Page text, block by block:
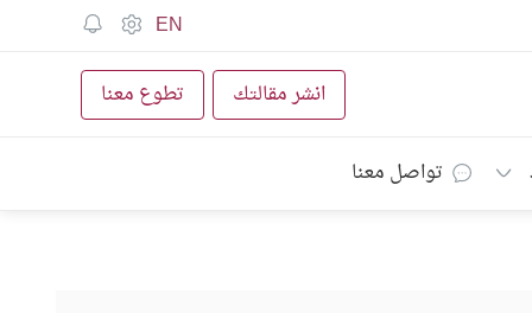
EN
انشر مقالتك تطوع معنا
تواصل معنا